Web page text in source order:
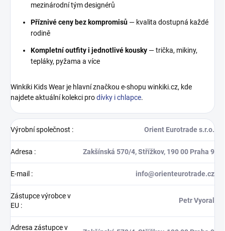
mezinárodní tým designérů
Příznivé ceny bez kompromisů — kvalita dostupná každé
rodině
Kompletní outfity i jednotlivé kousky — trička, mikiny,
tepláky, pyžama a více
Winkiki Kids Wear je hlavní značkou e-shopu winkiki.cz, kde
najdete aktuální kolekci prodívky i chlapce.
Výrobní společnost : Orient Eurotrade s.r.o.
Adresa : Zakšínská 570/4, Střížkov, 190 00 Praha 9
E-mail : info@orienteurotrade.cz
Zástupce výrobce v
EU :
Petr Vyoral
Adresa zástupce v